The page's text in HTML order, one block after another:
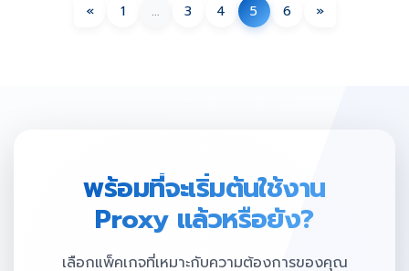
« 1 ... 3 4 5 6 »
พร้อมที่จะเริ่มต้นใช้งาน
Proxy แล้วหรือยัง?
เลือกแพ็คเกจที่เหมาะกับความต้องการของคุณ